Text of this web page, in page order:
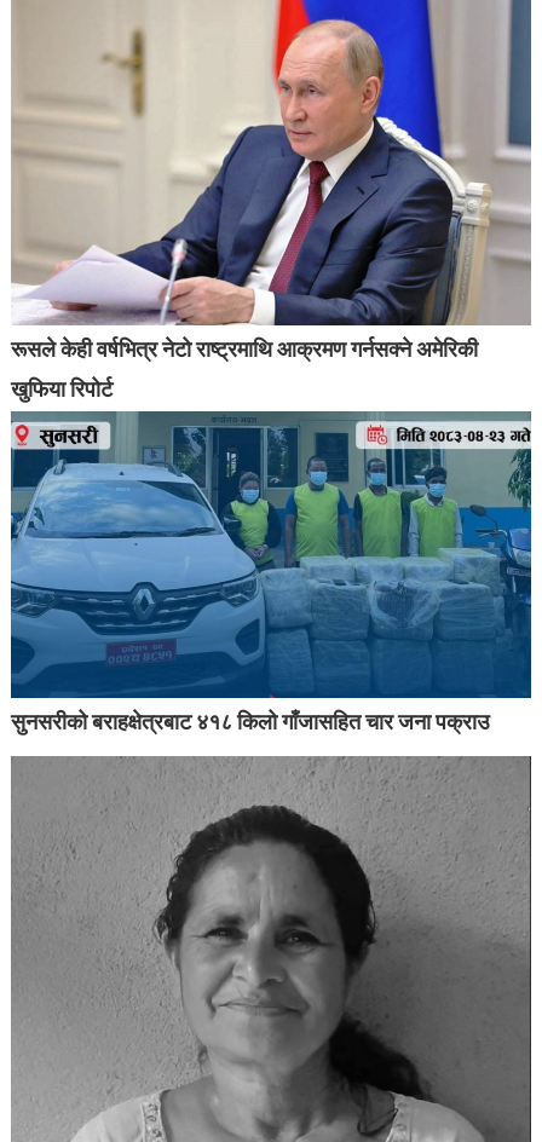
रूसले केही वर्षभित्र नेटो राष्ट्रमाथि आक्रमण गर्नसक्ने अमेरिकी
खुफिया रिपोर्ट
सुनसरीको बराहक्षेत्रबाट ४१८ किलो गाँजासहित चार जना पक्राउ